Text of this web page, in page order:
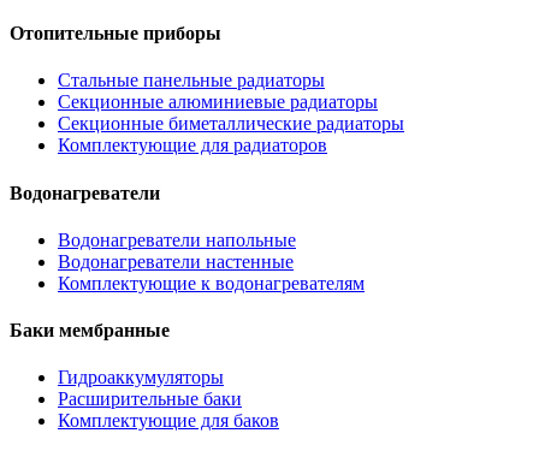
Отопительные приборы
Стальные панельные радиаторы
Секционные алюминиевые радиаторы
Секционные биметаллические радиаторы
Комплектующие для радиаторов
Водонагреватели
Водонагреватели напольные
Водонагреватели настенные
Комплектующие к водонагревателям
Баки мембранные
Гидроаккумуляторы
Расширительные баки
Комплектующие для баков